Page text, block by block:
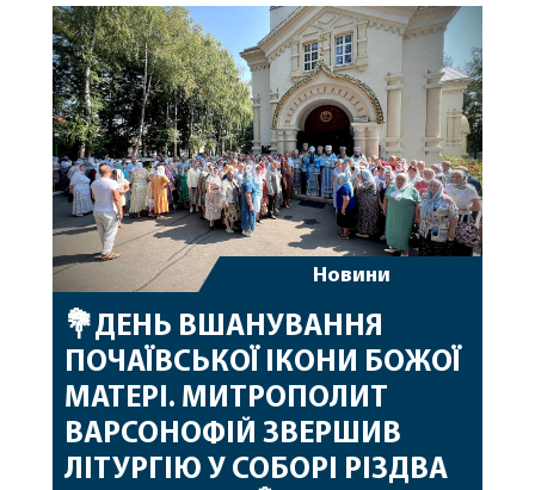
побажавши йому міцного здоров’я, Божої
допомоги, миру, духовної радості та
благословенних успіхів у подальшому
архіпастирському служінні. […]
Новини
💐ДЕНЬ ВШАНУВАННЯ
ПОЧАЇВСЬКОЇ ІКОНИ БОЖОЇ
МАТЕРІ. МИТРОПОЛИТ
ВАРСОНОФІЙ ЗВЕРШИВ
ЛІТУРГІЮ У СОБОРІ РІЗДВА